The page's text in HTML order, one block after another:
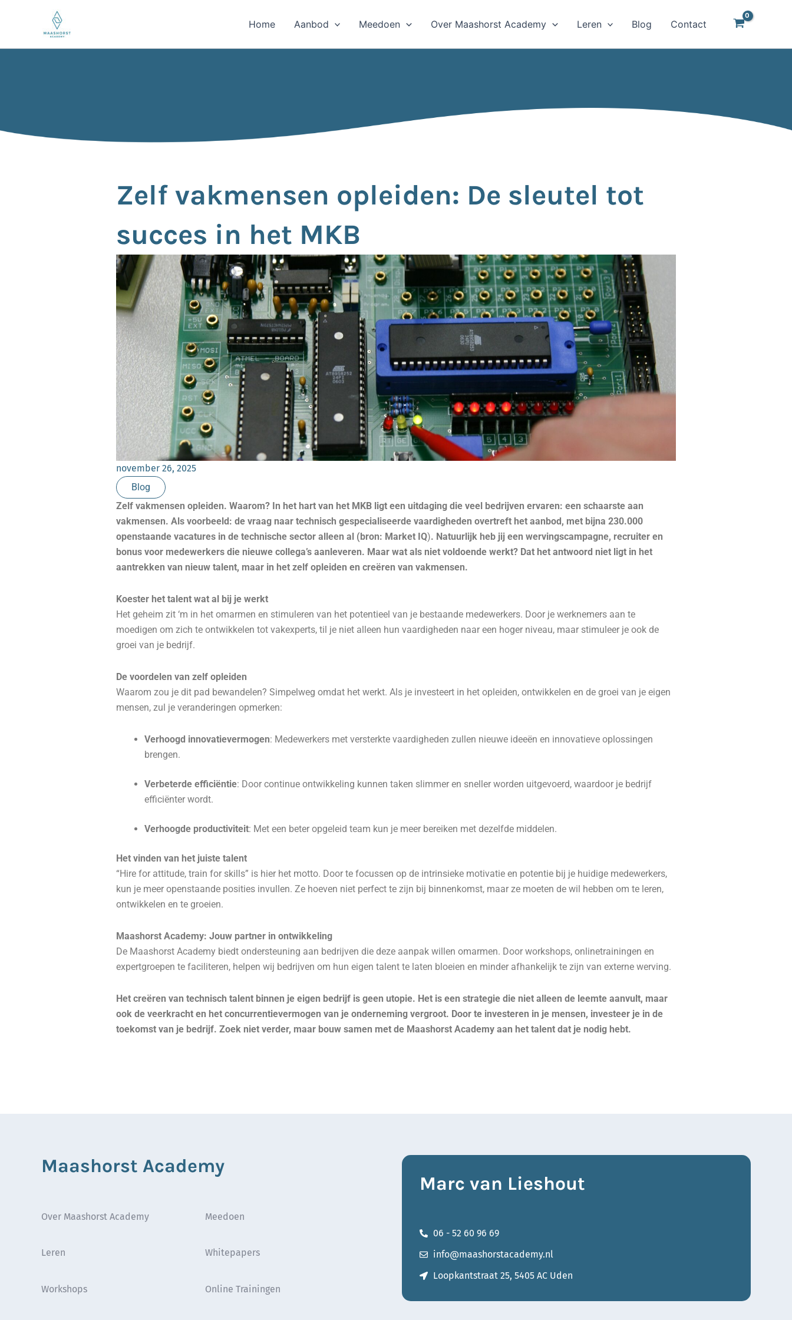
Home Aanbod Meedoen Over Maashorst Academy Leren Blog Contact
Zelf vakmensen opleiden: De sleutel tot
succes in het MKB
november 26, 2025
Blog
Zelf vakmensen opleiden. Waarom? In het hart van het MKB ligt een uitdaging die veel bedrijven ervaren: een schaarste aan
vakmensen. Als voorbeeld: de vraag naar technisch gespecialiseerde vaardigheden overtreft het aanbod, met bijna 230.000
openstaande vacatures in de technische sector alleen al (bron: Market IQ). Natuurlijk heb jij een wervingscampagne, recruiter en
bonus voor medewerkers die nieuwe collega’s aanleveren. Maar wat als niet voldoende werkt? Dat het antwoord niet ligt in het
aantrekken van nieuw talent, maar in het zelf opleiden en creëren van vakmensen.
Koester het talent wat al bij je werkt
Het geheim zit ‘m in het omarmen en stimuleren van het potentieel van je bestaande medewerkers. Door je werknemers aan te
moedigen om zich te ontwikkelen tot vakexperts, til je niet alleen hun vaardigheden naar een hoger niveau, maar stimuleer je ook de
groei van je bedrijf.
De voordelen van zelf opleiden
Waarom zou je dit pad bewandelen? Simpelweg omdat het werkt. Als je investeert in het opleiden, ontwikkelen en de groei van je eigen
mensen, zul je veranderingen opmerken:
Verhoogd innovatievermogen: Medewerkers met versterkte vaardigheden zullen nieuwe ideeën en innovatieve oplossingen
brengen.
Verbeterde efficiëntie: Door continue ontwikkeling kunnen taken slimmer en sneller worden uitgevoerd, waardoor je bedrijf
efficiënter wordt.
Verhoogde productiviteit: Met een beter opgeleid team kun je meer bereiken met dezelfde middelen.
Het vinden van het juiste talent
“Hire for attitude, train for skills” is hier het motto. Door te focussen op de intrinsieke motivatie en potentie bij je huidige medewerkers,
kun je meer openstaande posities invullen. Ze hoeven niet perfect te zijn bij binnenkomst, maar ze moeten de wil hebben om te leren,
ontwikkelen en te groeien.
Maashorst Academy: Jouw partner in ontwikkeling
De Maashorst Academy biedt ondersteuning aan bedrijven die deze aanpak willen omarmen. Door workshops, onlinetrainingen en
expertgroepen te faciliteren, helpen wij bedrijven om hun eigen talent te laten bloeien en minder afhankelijk te zijn van externe werving.
Het creëren van technisch talent binnen je eigen bedrijf is geen utopie. Het is een strategie die niet alleen de leemte aanvult, maar
ook de veerkracht en het concurrentievermogen van je onderneming vergroot. Door te investeren in je mensen, investeer je in de
toekomst van je bedrijf. Zoek niet verder, maar bouw samen met de Maashorst Academy aan het talent dat je nodig hebt.
Maashorst Academy
Over Maashorst Academy
Leren
Workshops
Meedoen
Whitepapers
Online Trainingen
Marc van Lieshout
06 - 52 60 96 69
info@maashorstacademy.nl
Loopkantstraat 25, 5405 AC Uden